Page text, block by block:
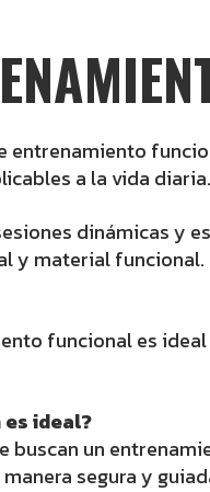
entrenamiento
a la vida diaria.
dinámicas y
y material
funcional es
es ideal?
buscan un
segura y